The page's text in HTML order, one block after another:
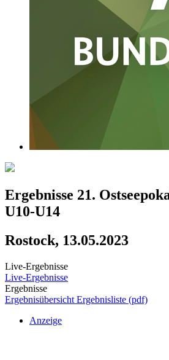
Ergebnisse 21.
U10-U14
Rostock, 13.05.2023
Live-Ergebnisse
Live-Ergebnisse
Ergebnisse
Ergebnisübersicht Ergebnisliste (pdf)
Anzeige